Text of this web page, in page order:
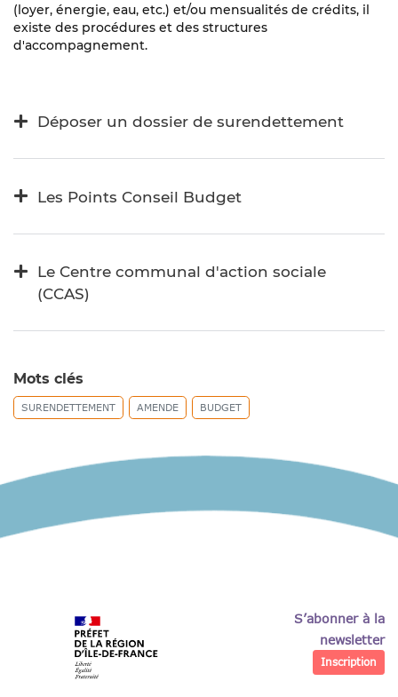
(loyer, énergie, eau, etc.) et/ou mensualités de crédits, il
existe des procédures et des structures
d'accompagnement.
Déposer un dossier de surendettement
Les Points Conseil Budget
Le Centre communal d'action sociale
(CCAS)
Mots clés
SURENDETTEMENT AMENDE BUDGET
S’abonner à la
newsletter
Inscription